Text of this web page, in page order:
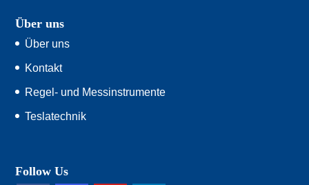
Über uns
Über uns
Kontakt
Regel- und Messinstrumente
Teslatechnik
Follow Us